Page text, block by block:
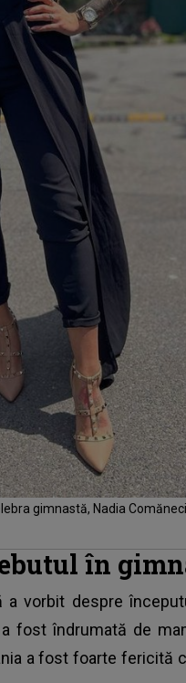
gimnastă, Nadia Comăneci
în
a vorbit despre
a fost îndrumată de
a fost foarte fericită